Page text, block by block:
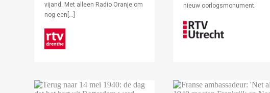
vijand. Met alleen Radio Oranje om
nog een[…]
nieuw oorlogsmonument.